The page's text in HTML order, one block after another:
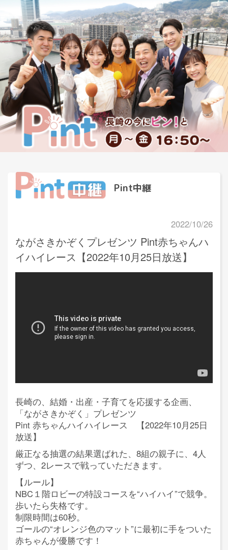
Pint中継
2022/10/26
ながさきかぞくプレゼンツ Pint赤ちゃんハ
イハイレース【2022年10月25日放送】
長崎の、結婚・出産・子育てを応援する企画、
「ながさきかぞく」プレゼンツ
Pint 赤ちゃんハイハイレース 【2022年10月25日
放送】
厳正なる抽選の結果選ばれた、8組の親子に、4人
ずつ、2レースで戦っていただきます。
【ルール】
NBC１階ロビーの特設コースを“ハイハイ”で競争。
歩いたら失格です。
制限時間は60秒。
ゴールの“オレンジ色のマット”に最初に手をついた
赤ちゃんが優勝です！